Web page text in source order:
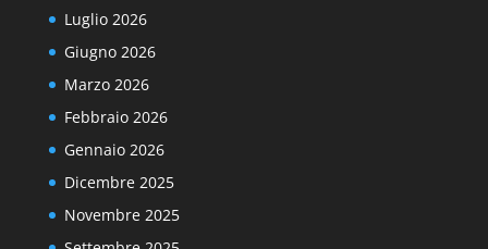
Luglio 2026
Giugno 2026
Marzo 2026
Febbraio 2026
Gennaio 2026
Dicembre 2025
Novembre 2025